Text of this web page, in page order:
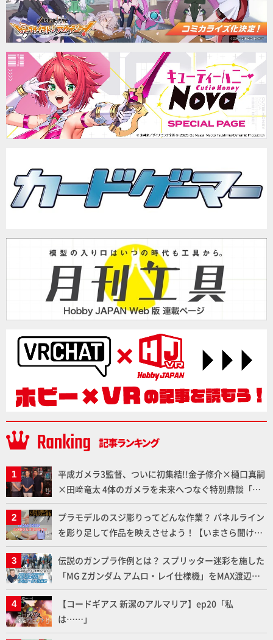
平成ガメラ3監督、ついに初集結!!金子修介×樋口真嗣
×田﨑竜太 4体のガメラを未来へつなぐ特別鼎談「ガ
メラ永久保存化プロジェクト FINAL」
プラモデルのスジ彫りってどんな作業？ パネルライン
を彫り足して作品を映えさせよう！【いまさら聞けな
いプラモデルの基礎：スジ彫りとパネルライン】
伝説のガンプラ作例とは？ スプリッター迷彩を施した
「MG Zガンダム アムロ・レイ仕様機」をMAX渡辺が
ふたたび塗る!!【試し読み】
【コードギアス 新潔のアルマリア】ep20「私
は……」